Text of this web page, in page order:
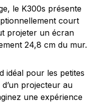
le K300s présente
court
projeter un écran
24,8 cm du mur.
idéal pour les petites
projecteur au
une expérience